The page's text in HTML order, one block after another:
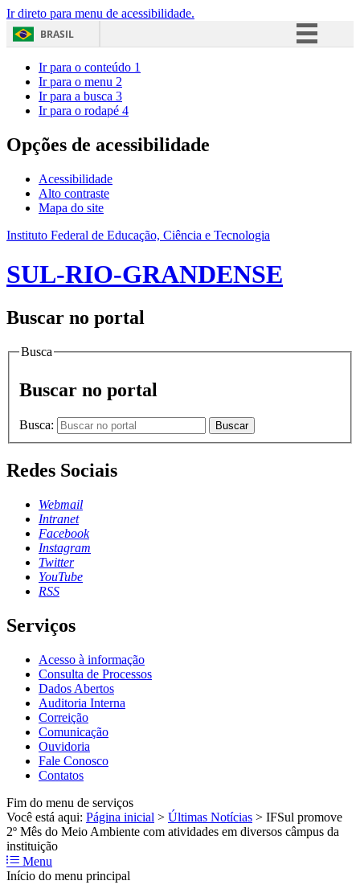
Ir direto para menu de acessibilidade.
BRASIL
Acesso à informação
Ir para o conteúdo 1
Ir para o menu 2
Ir para a busca 3
Ir para o rodapé 4
Opções de acessibilidade
Acessibilidade
Alto contraste
Mapa do site
Instituto Federal de Educação, Ciência e Tecnologia
SUL-RIO-GRANDENSE
Buscar no portal
Busca
Buscar no portal
Busca: Buscar
Redes Sociais
Webmail
Intranet
Facebook
Instagram
Twitter
YouTube
RSS
Serviços
Acesso à informação
Consulta de Processos
Dados Abertos
Auditoria Interna
Correição
Comunicação
Ouvidoria
Fale Conosco
Contatos
Fim do menu de serviços
Você está aqui: Página inicial > Últimas Notícias > IFSul promove
2º Mês do Meio Ambiente com atividades em diversos câmpus da
instituição
Menu
Início do menu principal